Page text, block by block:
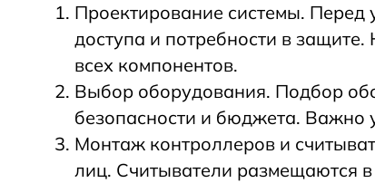
Проектирование системы. Перед
доступа и потребности в
всех компонентов.
Выбор оборудования. Подбор
безопасности и бюджета. Важно
Монтаж контроллеров и
лиц. Считыватели размещаются